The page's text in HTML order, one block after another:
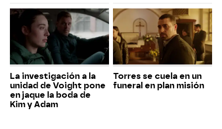
La investigación a la
unidad de Voight pone
en jaque la boda de
Kim y Adam
Torres se cuela en un
funeral en plan misión